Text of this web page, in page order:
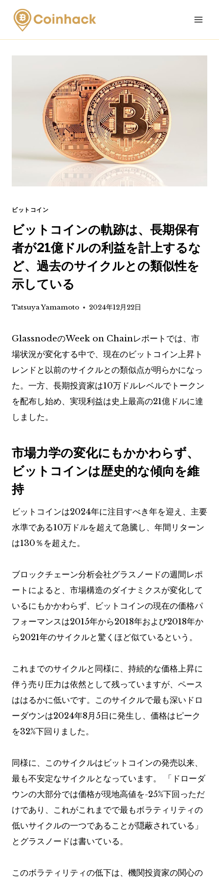
Skip
content
ビットコイン
ビットコインの軌跡は、長期保有
者が21億ドルの利益を計上するな
ど、過去のサイクルとの類似性を
示している
Tatsuya Yamamoto 2024年12月22日
GlassnodeのWeek on Chainレポートでは、市
場状況が変化する中で、現在のビットコイン上昇ト
レンドと以前のサイクルとの類似点が明らかになっ
た。一方、長期投資家は10万ドルレベルでトークン
を配布し始め、実現利益は史上最高の21億ドルに達
しました。
市場力学の変化にもかかわらず、
ビットコインは歴史的な傾向を維
持
ビットコインは2024年に注目すべき年を迎え、主要
水準である10万ドルを超えて急騰し、年間リターン
は130％を超えた。
ブロックチェーン分析会社グラスノードの週間レポ
ートによると、市場構造のダイナミクスが変化して
いるにもかかわらず、ビットコインの現在の価格パ
フォーマンスは2015年から2018年および2018年か
ら2021年のサイクルと驚くほど似ているという。
これまでのサイクルと同様に、持続的な価格上昇に
伴う売り圧力は依然として残っていますが、ペース
ははるかに低いです。このサイクルで最も深いドロ
ーダウンは2024年8月5日に発生し、価格はピーク
を32%下回りました。
同様に、このサイクルはビットコインの発売以来、
最も不安定なサイクルとなっています。 「ドローダ
ウンの大部分では価格が現地高値を-25%下回っただ
けであり、これがこれまでで最もボラティリティの
低いサイクルの一つであることが隠蔽されている」
とグラスノードは書いている。
このボラティリティの低下は、機関投資家の関心の